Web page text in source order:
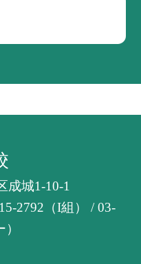
成城1-10-1
2792（I組） / 03-